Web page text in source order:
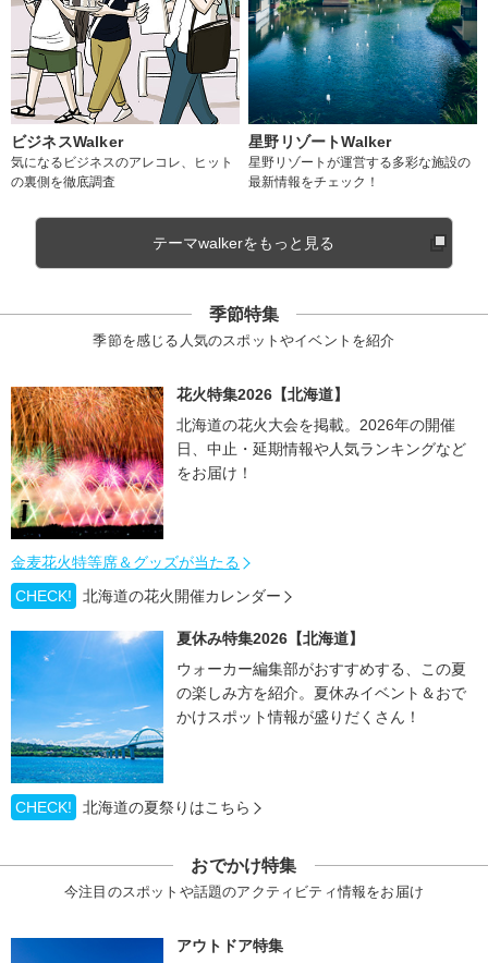
ビジネスWalker
気になるビジネスのアレコレ、ヒット
の裏側を徹底調査
星野リゾートWalker
星野リゾートが運営する多彩な施設の
最新情報をチェック！
テーマwalkerをもっと見る
季節特集
季節を感じる人気のスポットやイベントを紹介
花火特集2026【北海道】
北海道の花火大会を掲載。2026年の開催
日、中止・延期情報や人気ランキングなど
をお届け！
金麦花火特等席＆グッズが当たる
CHECK!
北海道の花火開催カレンダー
夏休み特集2026【北海道】
ウォーカー編集部がおすすめする、この夏
の楽しみ方を紹介。夏休みイベント＆おで
かけスポット情報が盛りだくさん！
CHECK! 北海道の夏祭りはこちら
おでかけ特集
今注目のスポットや話題のアクティビティ情報をお届け
アウトドア特集